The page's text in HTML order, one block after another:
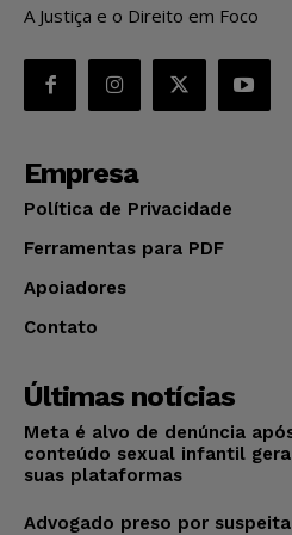
A Justiça e o Direito em Foco
Empresa
Política de Privacidade
Ferramentas para PDF
Apoiadores
Contato
Últimas notícias
Meta é alvo de denúncia
conteúdo sexual infantil
suas plataformas
Advogado preso por